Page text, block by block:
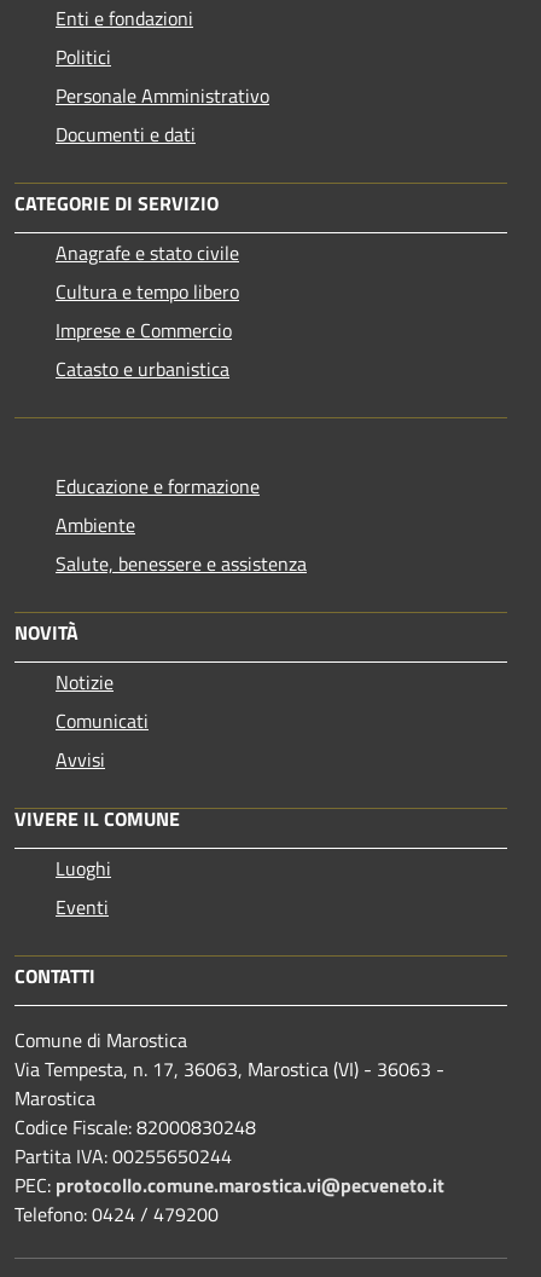
Enti e fondazioni
Politici
Personale Amministrativo
Documenti e dati
CATEGORIE DI SERVIZIO
Anagrafe e stato civile
Cultura e tempo libero
Imprese e Commercio
Catasto e urbanistica
Educazione e formazione
Ambiente
Salute, benessere e assistenza
NOVITÀ
Notizie
Comunicati
Avvisi
VIVERE IL COMUNE
Luoghi
Eventi
CONTATTI
Comune di Marostica
Via Tempesta, n. 17, 36063, Marostica (VI) - 36063 -
Marostica
Codice Fiscale: 82000830248
Partita IVA: 00255650244
PEC: protocollo.comune.marostica.vi@pecveneto.it
Telefono: 0424 / 479200